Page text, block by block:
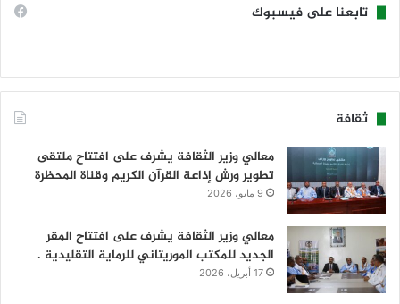
تابعنا على فيسبوك
ثقافة
معالي وزير الثقافة يشرف على افتتاح ملتقى
تطوير ورش إذاعة القرآن الكريم وقناة المحظرة
9 مايو، 2026
معالي وزير الثقافة يشرف على افتتاح المقر
الجديد للمكتب الموريتاني للرماية التقليدية .
17 أبريل، 2026